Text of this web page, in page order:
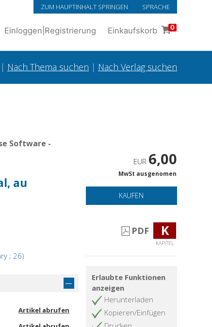
ZUM HAUPTINHALT SPRINGEN SPRACHE
Einloggen Registrierung Einkaufskorb 0
| Nach Thema suchen | Nach Verlag suchen
Software -
au
; 26)
Artikel abrufen
EUR 6,00
MwSt ausgenomen
KAUFEN
PDF K
KAPITEL
Erlaubte Funktionen
anzeigen
Herunterladen
Kopieren/Einfügen